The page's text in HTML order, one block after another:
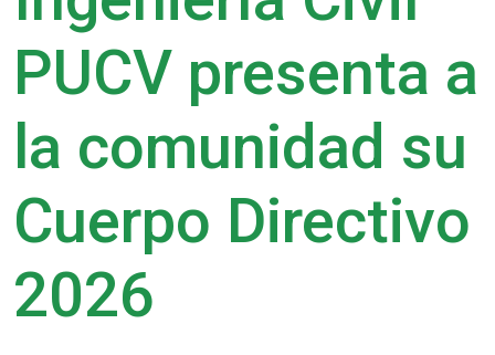
PUCV presenta a
la comunidad su
Cuerpo Directivo
2026